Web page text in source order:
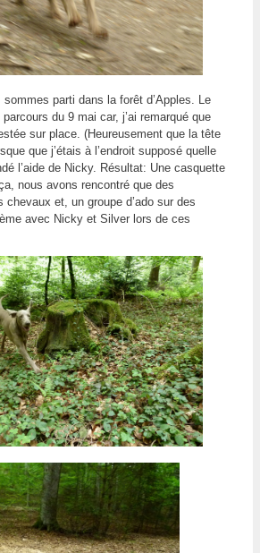
parti dans la forêt d’Apples. Le
du 9 mai car, j’ai remarqué que
sur place. (Heureusement que la tête
que j’étais à l’endroit supposé quelle
l’aide de Nicky. Résultat: Une casquette
nous avons rencontré que des
et, un groupe d’ado sur des
avec Nicky et Silver lors de ces